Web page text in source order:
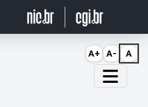
A+ A- A